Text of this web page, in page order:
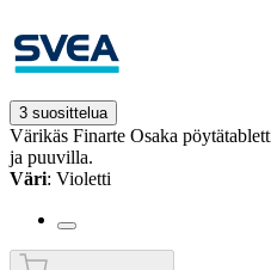
3 suosittelua
Värikäs Finarte Osaka
ja puuvilla.
Väri: Violetti